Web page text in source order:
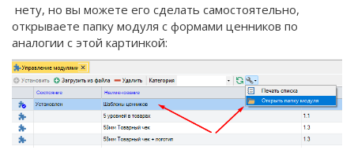
нету, но вы можете его сделать самостоятельно,
открываете папку модуля с формами ценников по
аналогии с этой картинкой: